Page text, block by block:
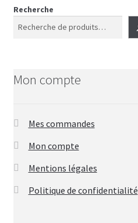
Recherche
Mon compte
Mes commandes
Mon compte
Mentions légales
Politique de confidentialité